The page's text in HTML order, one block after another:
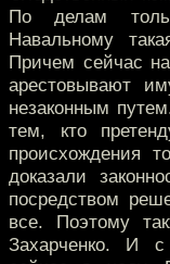
По делам
Навальному
Причем сейчас
арестовывают
незаконным
тем, кто
происхождения
доказали
посредством
все. Поэтому
Захарченко. И